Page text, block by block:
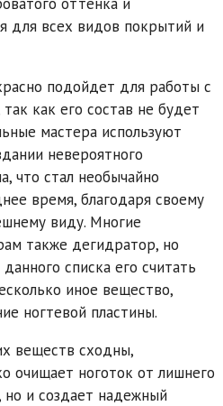
для всех видов покрытий и
подойдет для работы с
как его состав не будет
мастера используют
невероятного
что стал необычайно
время, благодаря своему
виду. Многие
также дегидратор, но
списка его считать
иное вещество,
ногтевой пластины.
веществ сходны,
очищает ноготок от лишнего
но и создает надежный